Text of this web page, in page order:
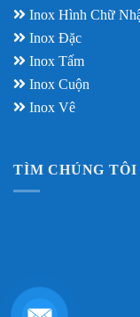
Inox Hình Chữ
Inox Đặc
Inox Tấm
Inox Cuộn
Inox Vê
TÌM CHÚNG TÔI